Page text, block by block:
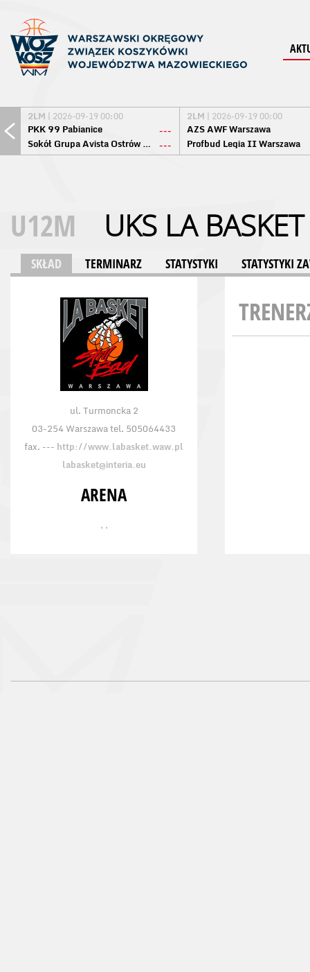
2LM | 2026-09-19 00:00
PKK 99 Pabianice
---
Sokół Grupa Avista Ostrów Maz. ---
2LM | 2026-09-19 00:00
AZS AWF Warszawa
Profbud Legia II Warszawa
U12M UKS LA
SKŁAD TERMINARZ STATYSTYKI STATYSTYKI
ul. Turmoncka 2
03-254 Warszawa tel. 505064433
fax. --- http://www.labasket.waw.pl
labasket@interia.eu
ARENA
, ,